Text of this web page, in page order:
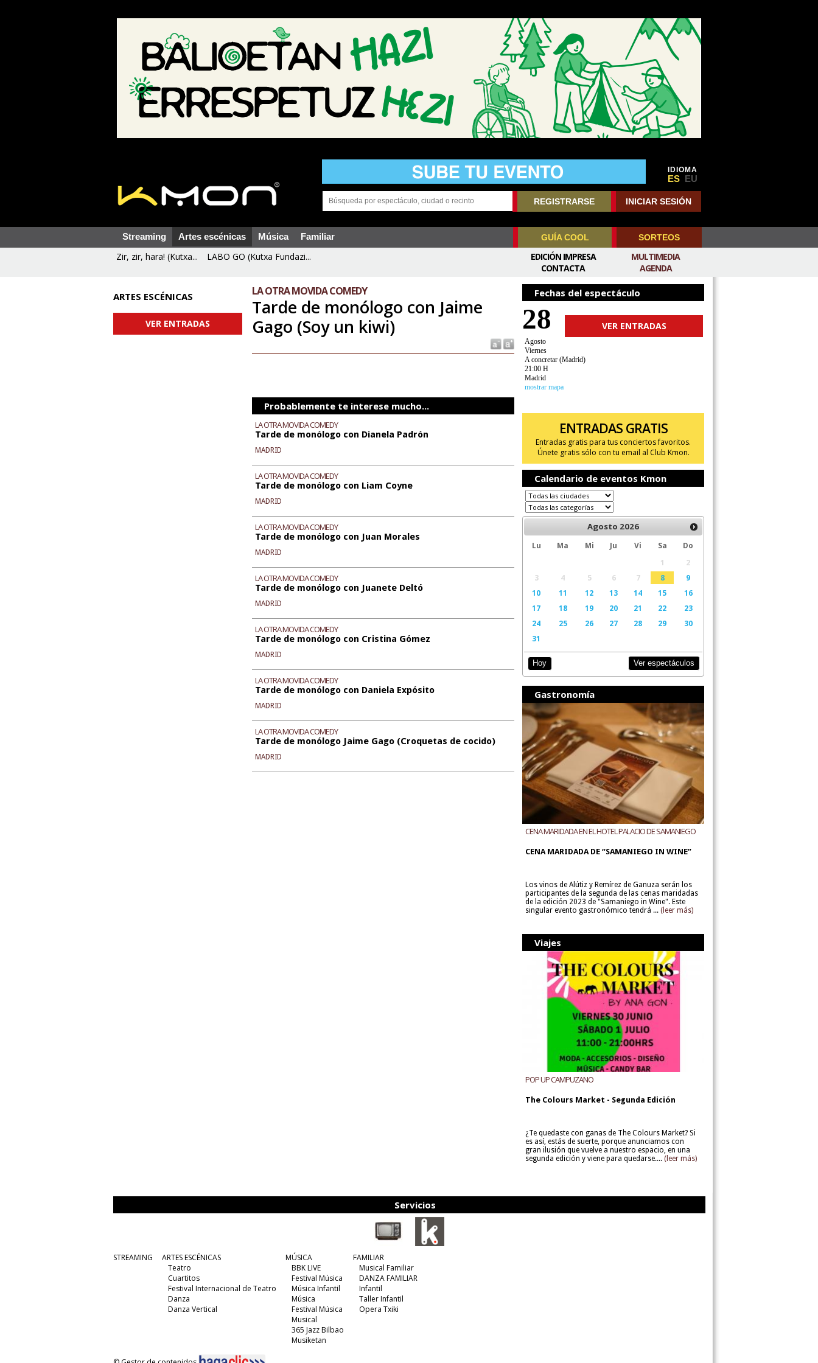
IDIOMA
ES EU
REGISTRARSE INICIAR SESIÓN
Streaming Artes escénicas Música Familiar GUÍA COOL SORTEOS
Zir, zir, hara! (Kutxa... LABO GO (Kutxa Fundazi...
MULTIMEDIA
AGENDA
EDICIÓN IMPRESA
CONTACTA
ARTES ESCÉNICAS
VER ENTRADAS
LA OTRA MOVIDA COMEDY
Tarde de monólogo con Jaime
Gago (Soy un kiwi)
Probablemente te interese mucho...
LA OTRA MOVIDA COMEDY
Tarde de monólogo con Dianela Padrón
MADRID
LA OTRA MOVIDA COMEDY
Tarde de monólogo con Liam Coyne
MADRID
LA OTRA MOVIDA COMEDY
Tarde de monólogo con Juan Morales
MADRID
LA OTRA MOVIDA COMEDY
Tarde de monólogo con Juanete Deltó
MADRID
LA OTRA MOVIDA COMEDY
Tarde de monólogo con Cristina Gómez
MADRID
LA OTRA MOVIDA COMEDY
Tarde de monólogo con Daniela Expósito
MADRID
LA OTRA MOVIDA COMEDY
Tarde de monólogo Jaime Gago (Croquetas de cocido)
MADRID
Fechas del espectáculo
28 VER ENTRADAS
Agosto
Viernes
A concretar (Madrid)
21:00 H
Madrid
mostrar mapa
ENTRADAS GRATIS
Entradas gratis para tus conciertos favoritos.
Únete gratis sólo con tu email al Club Kmon.
Calendario de eventos Kmon
Agosto 2026
Lu Ma Mi Ju Vi Sa
Do
1
2
3
4 5 6 7 8
9
10
11 12 13 14 15
16
17
18 19 20 21 22
23
24
25 26 27 28 29
30
31
Hoy Ver espectáculos
Gastronomía
CENA MARIDADA EN EL HOTEL PALACIO DE SAMANIEGO
CENA MARIDADA DE “SAMANIEGO IN WINE”
Los vinos de Alútiz y Remírez de Ganuza serán los
participantes de la segunda de las cenas maridadas
de la edición 2023 de "Samaniego in Wine". Este
singular evento gastronómico tendrá ... (leer más)
Viajes
POP UP CAMPUZANO
The Colours Market - Segunda Edición
¿Te quedaste con ganas de The Colours Market? Si
es así, estás de suerte, porque anunciamos con
gran ilusión que vuelve a nuestro espacio, en una
segunda edición y viene para quedarse.... (leer más)
Servicios
STREAMING
ARTES ESCÉNICAS
Teatro
Cuartitos
Festival Internacional de Teatro
Danza
Danza Vertical
MÚSICA
BBK LIVE
Festival Música
Música Infantil
Música
Festival Música
Musical
365 Jazz Bilbao
Musiketan
FAMILIAR
Musical Familiar
DANZA FAMILIAR
Infantil
Taller Infantil
Opera Txiki